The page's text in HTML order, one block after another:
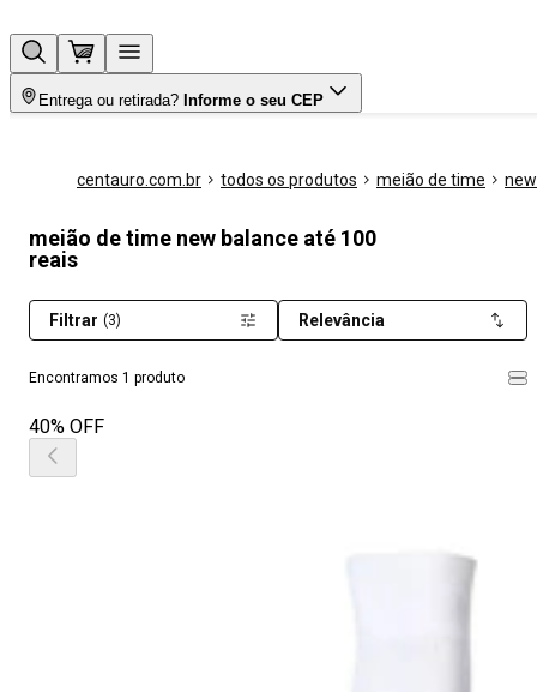
Entrega ou retirada? Informe o seu CEP
centauro.com.br todos os produtos meião de time
meião de time new balance até 100
reais
Encontramos 1 produto
Filtrar (3) Relevância
40% OFF